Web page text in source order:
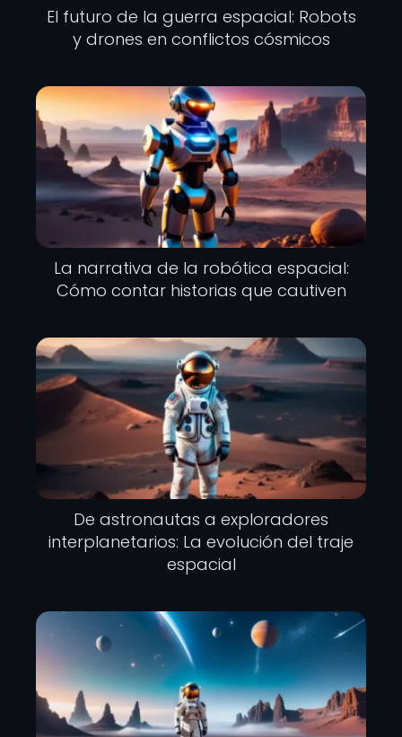
El futuro de la guerra espacial: Robots
y drones en conflictos cósmicos
La narrativa de la robótica espacial:
Cómo contar historias que cautiven
De astronautas a exploradores
interplanetarios: La evolución del traje
espacial